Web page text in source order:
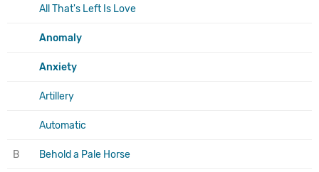
All That's Left Is Love
Anomaly
Anxiety
Artillery
Automatic
B Behold a Pale Horse